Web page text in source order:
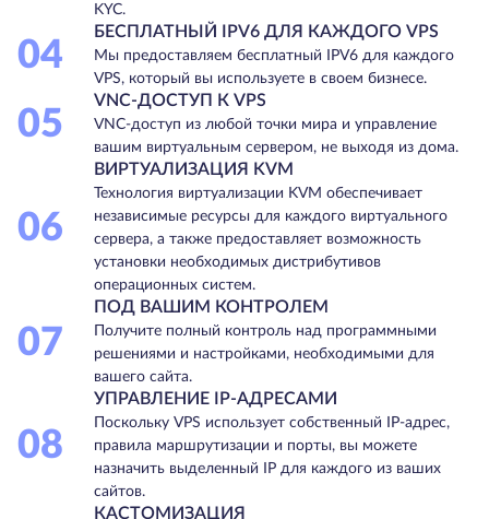
KYC.
04
БЕСПЛАТНЫЙ IPV6 ДЛЯ КАЖДОГО VPS
Мы предоставляем бесплатный IPV6 для каждого
VPS, который вы используете в своем бизнесе.
05
VNC-ДОСТУП К VPS
VNC-доступ из любой точки мира и управление
вашим виртуальным сервером, не выходя из дома.
06
ВИРТУАЛИЗАЦИЯ KVM
Технология виртуализации KVM обеспечивает
независимые ресурсы для каждого виртуального
сервера, а также предоставляет возможность
установки необходимых дистрибутивов
операционных систем.
07
ПОД ВАШИМ КОНТРОЛЕМ
Получите полный контроль над программными
решениями и настройками, необходимыми для
вашего сайта.
08
УПРАВЛЕНИЕ IP-АДРЕСАМИ
Поскольку VPS использует собственный IP-адрес,
правила маршрутизации и порты, вы можете
назначить выделенный IP для каждого из ваших
сайтов.
КАСТОМИЗАЦИЯ